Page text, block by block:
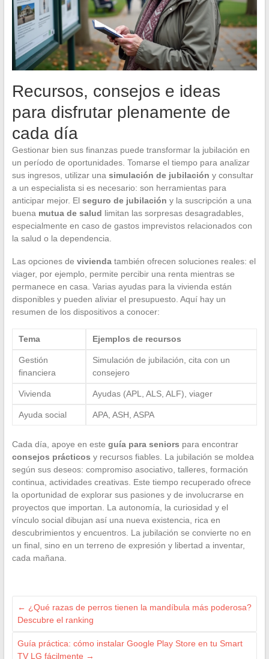
Recursos, consejos e ideas
para disfrutar plenamente de
cada día
Gestionar bien sus finanzas puede transformar la jubilación en
un período de oportunidades. Tomarse el tiempo para analizar
sus ingresos, utilizar una simulación de jubilación y consultar
a un especialista si es necesario: son herramientas para
anticipar mejor. El seguro de jubilación y la suscripción a una
buena mutua de salud limitan las sorpresas desagradables,
especialmente en caso de gastos imprevistos relacionados con
la salud o la dependencia.
Las opciones de viviendatambién ofrecen soluciones reales: el
viager, por ejemplo, permite percibir una renta mientras se
permanece en casa. Varias ayudas para la vivienda están
disponibles y pueden aliviar el presupuesto. Aquí hay un
resumen de los dispositivos a conocer:
Tema Ejemplos de recursos
Gestión
financiera
Simulación de jubilación, cita con un
consejero
Vivienda Ayudas (APL, ALS, ALF), viager
Ayuda social APA, ASH, ASPA
Cada día, apoye en este guía para seniors para encontrar
consejos prácticos y recursos fiables. La jubilación se moldea
según sus deseos: compromiso asociativo, talleres, formación
continua, actividades creativas. Este tiempo recuperado ofrece
la oportunidad de explorar sus pasiones y de involucrarse en
proyectos que importan. La autonomía, la curiosidad y el
vínculo social dibujan así una nueva existencia, rica en
descubrimientos y encuentros. La jubilación se convierte no en
un final, sino en un terreno de expresión y libertad a inventar,
cada mañana.
← ¿Qué razas de perros tienen la mandíbula más poderosa?
Descubre el ranking
Guía práctica: cómo instalar Google Play Store en tu Smart
TV LG fácilmente →